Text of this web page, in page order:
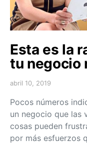
Esta es la
tu negocio
abril 10, 2019
Pocos números
un negocio que las
cosas pueden
por más esfuerzos